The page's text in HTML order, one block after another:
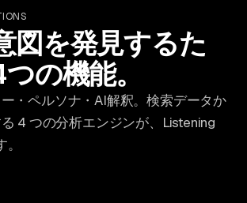
図を発見するた
の機能。
・ペルソナ・AI解釈。検索データか
4 つの分析エンジンが、Listening